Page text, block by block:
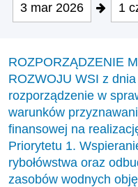
3 mar 2026 1
ROZPORZĄDZENIE
ROZWOJU WSI z
rozporządzenie w
warunków
finansowej na
Priorytetu 1.
rybołówstwa oraz
zasobów wodnych